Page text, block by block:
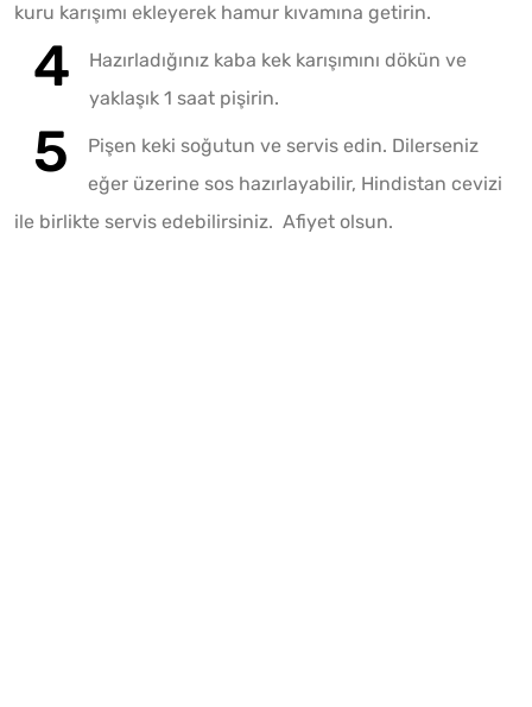
kuru karışımı ekleyerek hamur kıvamına getirin.
Hazırladığınız kaba kek karışımını dökün ve
yaklaşık 1 saat pişirin.
Pişen keki soğutun ve servis edin. Dilerseniz
eğer üzerine sos hazırlayabilir, Hindistan cevizi
ile birlikte servis edebilirsiniz. Afiyet olsun.